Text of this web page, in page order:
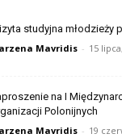
studyjna młodzieży
Mavridis - 15
na I
Polonijnych
Mavridis - 19